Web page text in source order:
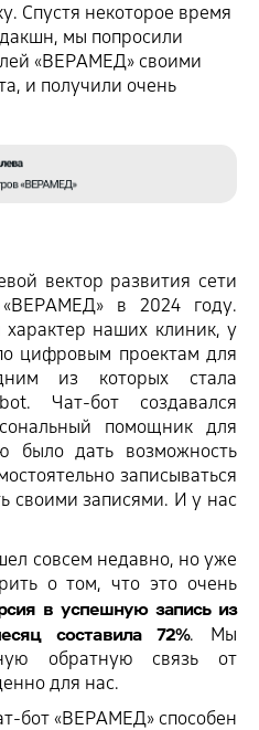
Спустя некоторое время
мы попросили
«ВЕРАМЕД» своими
и получили очень
вектор развития сети
в 2024 году.
наших клиник, у
цифровым проектам для
из которых стала
Чат-бот создавался
помощник для
было дать возможность
записываться
своими записями. И у нас
совсем недавно, но уже
о том, что это очень
в успешную запись из
составила 72%. Мы
обратную связь от
для нас.
бот «ВЕРАМЕД» способен